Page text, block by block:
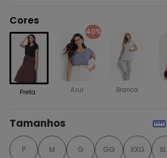
Cores
Preta
40%
Azul Branca
Tamanhos
P M G GG XXG